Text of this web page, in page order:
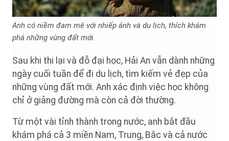
Anh có niềm đam mê với nhiếp ảnh và du lịch, thích khám
phá những vùng đất mới.
Sau khi thi lại và đỗ đại học, Hải An vẫn dành những
ngày cuối tuần để đi du lịch, tìm kiếm vẻ đẹp của
những vùng đất mới. Anh xác định việc học không
chỉ ở giảng đường mà còn cả đời thường.
Từ một vài tỉnh thành trong nước, anh bắt đầu
khám phá cả 3 miền Nam, Trung, Bắc và cả nước